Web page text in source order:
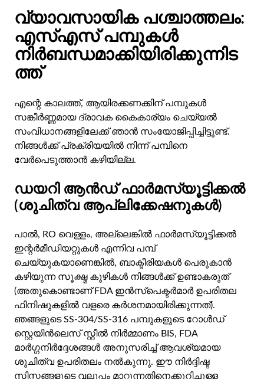
വ്യാവസായിക പശ്ചാത്തലം:
എസ്എസ് പമ്പുകൾ
നിർബന്ധമാക്കിയിരിക്കുന്നിട
ത്ത്
എന്റെ കാലത്ത്, ആയിരക്കണക്കിന് പമ്പുകൾ
സങ്കീർണ്ണമായ ദ്രാവക കൈകാര്യം ചെയ്യൽ
സംവിധാനങ്ങളിലേക്ക് ഞാൻ സംയോജിപ്പിച്ചിട്ടുണ്ട്.
നിങ്ങൾക്ക് പ്രക്രിയയിൽ നിന്ന് പമ്പിനെ
വേർപെടുത്താൻ കഴിയില്ല.
ഡയറി ആൻഡ് ഫാർമസ്യൂട്ടിക്കൽ
(ശുചിത്വ ആപ്ലിക്കേഷനുകൾ)
പാൽ, RO വെള്ളം, അല്ലെങ്കിൽ ഫാർമസ്യൂട്ടിക്കൽ
ഇന്റർമീഡിയറ്റുകൾ എന്നിവ പമ്പ്
ചെയ്യുകയാണെങ്കിൽ, ബാക്ടീരിയകൾ പെരുകാൻ
കഴിയുന്ന സൂക്ഷ്മ കുഴികൾ നിങ്ങൾക്ക് ഉണ്ടാകരുത്
(അതുകൊണ്ടാണ് FDA ഇൻസ്പെക്ടർമാർ ഉപരിതല
ഫിനിഷുകളിൽ വളരെ കർശനമായിരിക്കുന്നത്).
ഞങ്ങളുടെ SS-304/SS-316 പമ്പുകളുടെ റോൾഡ്
സ്റ്റെയിൻലെസ് സ്റ്റീൽ നിർമ്മാണം BIS, FDA
മാർഗ്ഗനിർദ്ദേശങ്ങൾ അനുസരിച്ച് ആവശ്യമായ
ശുചിത്വ ഉപരിതലം നൽകുന്നു. ഈ നിർദ്ദിഷ്ട
സിസ്റ്റങ്ങളുടെ വലുപ്പം മാറ്റുന്നതിനെക്കുറിച്ചുള്ള